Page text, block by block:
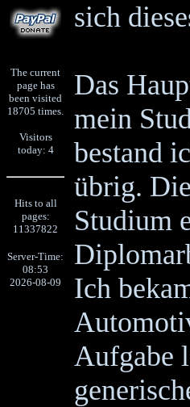
The current
page has
been visited
18705 times.
Visitors
today: 4
Hits to all
pages:
11337822
Server-Time:
08:53
2026-08-09
sich
Das
mein
bestand
übrig.
Studium
Ich
Aufgabe